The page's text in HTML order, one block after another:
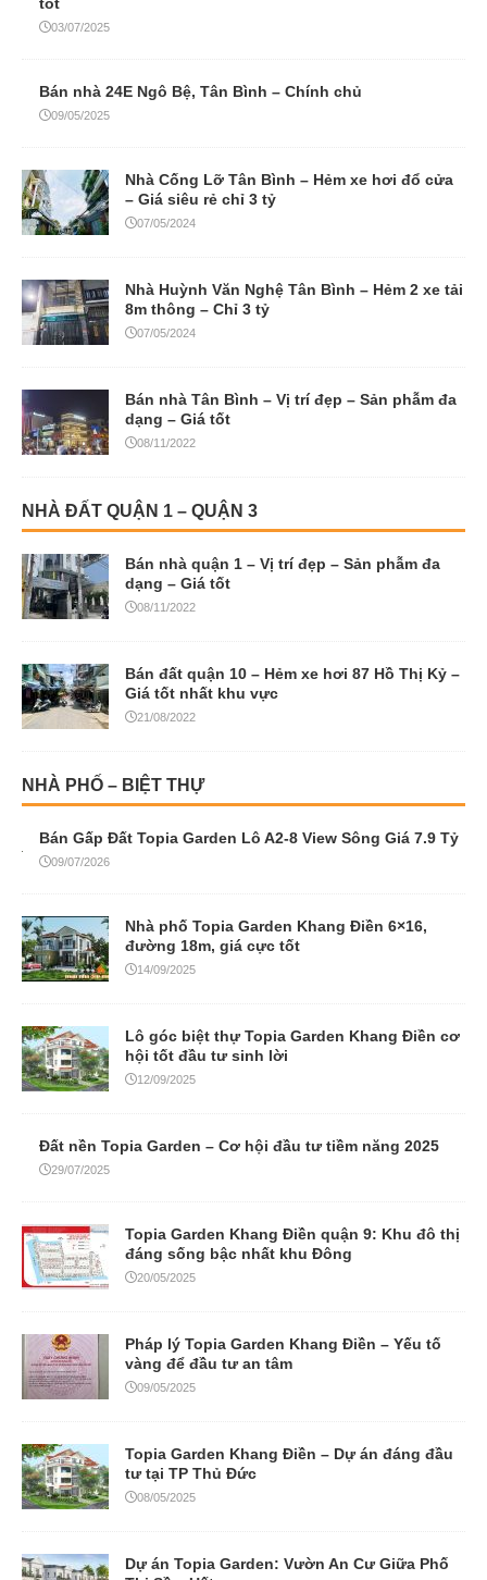
03/07/2025
Bán nhà 24E Ngô Bệ, Tân Bình – Chính chủ
09/05/2025
Nhà Cống Lỡ Tân Bình – Hẻm xe hơi đổ cửa
– Giá siêu rẻ chỉ 3 tỷ
07/05/2024
Nhà Huỳnh Văn Nghệ Tân Bình – Hẻm 2 xe tải
8m thông – Chỉ 3 tỷ
07/05/2024
Bán nhà Tân Bình – Vị trí đẹp – Sản phẫm đa
dạng – Giá tốt
08/11/2022
NHÀ ĐẤT QUẬN 1 – QUẬN 3
Bán nhà quận 1 – Vị trí đẹp – Sản phẫm đa
dạng – Giá tốt
08/11/2022
Bán đất quận 10 – Hẻm xe hơi 87 Hồ Thị Kỷ –
Giá tốt nhất khu vực
21/08/2022
NHÀ PHỐ – BIỆT THỰ
Bán Gấp Đất Topia Garden Lô A2-8 View Sông Giá 7.9 Tỷ
09/07/2026
Nhà phố Topia Garden Khang Điền 6×16,
đường 18m, giá cực tốt
14/09/2025
Lô góc biệt thự Topia Garden Khang Điền cơ
hội tốt đầu tư sinh lời
12/09/2025
Đất nền Topia Garden – Cơ hội đầu tư tiềm năng 2025
29/07/2025
Topia Garden Khang Điền quận 9: Khu đô thị
đáng sống bậc nhất khu Đông
20/05/2025
Pháp lý Topia Garden Khang Điền – Yếu tố
vàng để đầu tư an tâm
09/05/2025
Topia Garden Khang Điền – Dự án đáng đầu
tư tại TP Thủ Đức
08/05/2025
Dự án Topia Garden: Vườn An Cư Giữa Phố